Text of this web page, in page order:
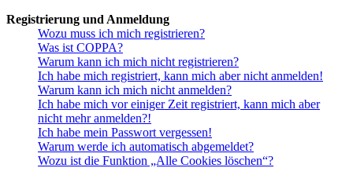
Registrierung und Anmeldung
Wozu muss ich mich registrieren?
Was ist COPPA?
Warum kann ich mich nicht registrieren?
Ich habe mich registriert, kann mich aber nicht anmelden!
Warum kann ich mich nicht anmelden?
Ich habe mich vor einiger Zeit registriert, kann mich aber
nicht mehr anmelden?!
Ich habe mein Passwort vergessen!
Warum werde ich automatisch abgemeldet?
Wozu ist die Funktion „Alle Cookies löschen“?